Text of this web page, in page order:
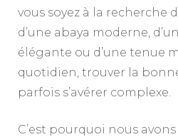
vous soyez à la recherche
d’une abaya moderne,
élégante ou d’une tenue
quotidien, trouver la
parfois s’avérer complexe.
C’est pourquoi nous